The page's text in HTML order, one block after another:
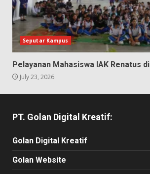
Seputar Kampus
Pelayanan Mahasiswa IAK Renatus
July 23, 2026
PT. Golan Digital Kreatif:
Golan Digital Kreatif
Golan Website